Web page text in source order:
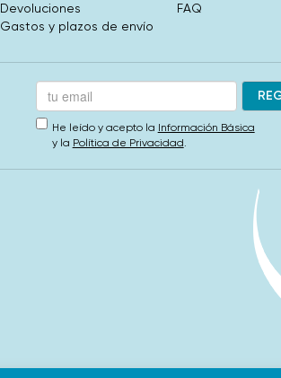
Devoluciones
Gastos y plazos de envío
FAQ
He leído y acepto la Información Básica
y la Política de Privacidad.